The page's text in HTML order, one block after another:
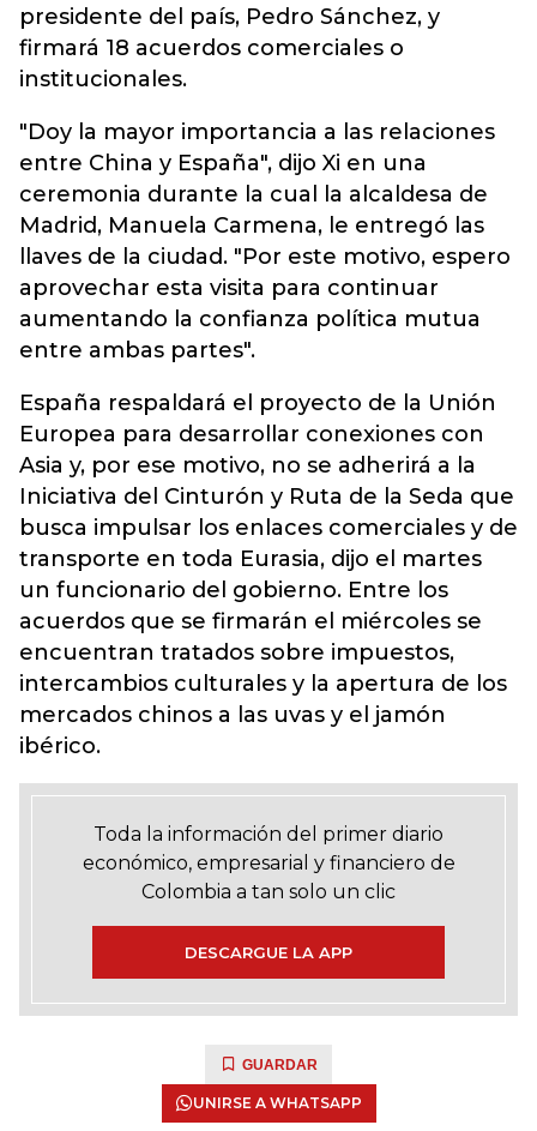
presidente del país, Pedro Sánchez, y
firmará 18 acuerdos comerciales o
institucionales.
"Doy la mayor importancia a las relaciones
entre China y España", dijo Xi en una
ceremonia durante la cual la alcaldesa de
Madrid, Manuela Carmena, le entregó las
llaves de la ciudad. "Por este motivo, espero
aprovechar esta visita para continuar
aumentando la confianza política mutua
entre ambas partes".
España respaldará el proyecto de la Unión
Europea para desarrollar conexiones con
Asia y, por ese motivo, no se adherirá a la
Iniciativa del Cinturón y Ruta de la Seda que
busca impulsar los enlaces comerciales y de
transporte en toda Eurasia, dijo el martes
un funcionario del gobierno. Entre los
acuerdos que se firmarán el miércoles se
encuentran tratados sobre impuestos,
intercambios culturales y la apertura de los
mercados chinos a las uvas y el jamón
ibérico.
Toda la información del primer diario
económico, empresarial y financiero de
Colombia a tan solo un clic
DESCARGUE LA APP
GUARDAR
UNIRSE A WHATSAPP